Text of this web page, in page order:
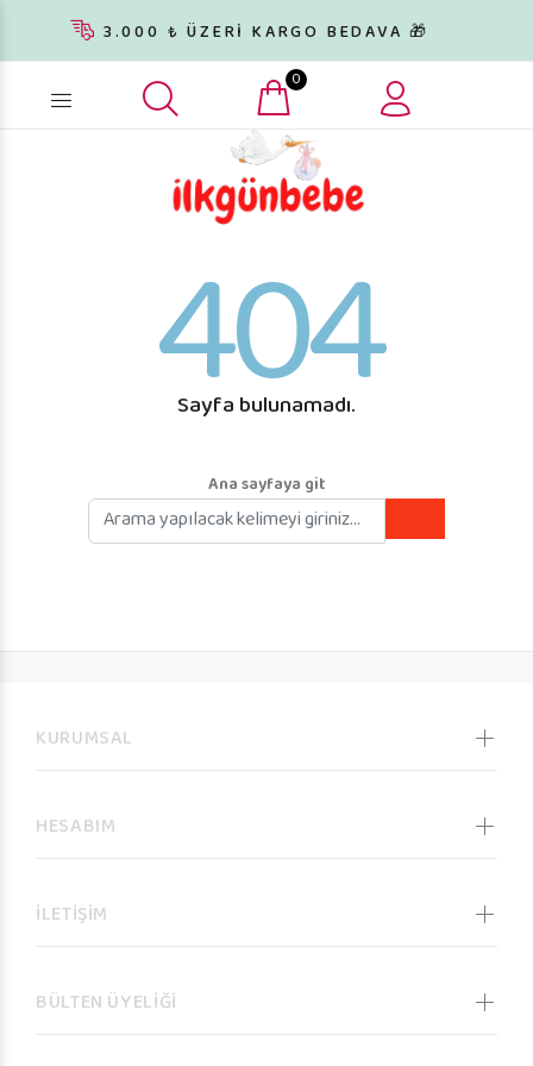
3.000 ₺ ÜZERİ KARGO BEDAVA 🎁
Ürün arama... 0
404
Sayfa bulunamadı.
Ana sayfaya git
KURUMSAL
HESABIM
İLETİŞİM
BÜLTEN ÜYELİĞİ